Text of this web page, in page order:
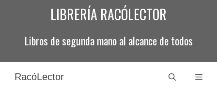
LIBRERÍA RACÓLECTOR
Libros de segunda mano al alcance de todos
RacóLector